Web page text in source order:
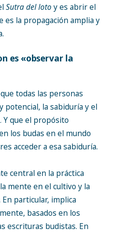
Sutra del loto y es abrir el
es la propagación amplia y
es «observar la
todas las personas
potencial, la sabiduría y el
Y que el propósito
los budas en el mundo
acceder a esa sabiduría.
central en la práctica
mente en el cultivo y la
particular, implica
basados en los
escrituras budistas. En